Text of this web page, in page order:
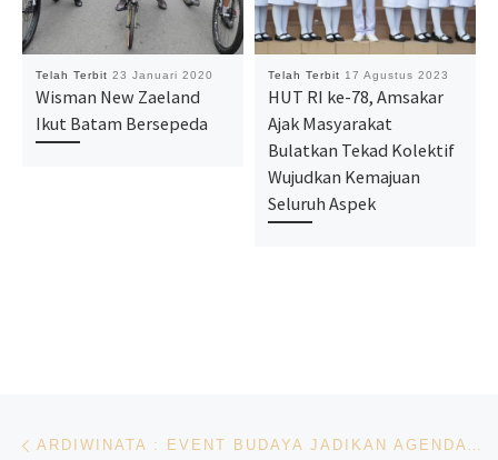
Telah Terbit 23 Januari 2020
Wisman New Zaeland
Ikut Batam Bersepeda
Telah Terbit 17 Agustus 2023
HUT RI ke-78, Amsakar
Ajak Masyarakat
Bulatkan Tekad Kolektif
Wujudkan Kemajuan
Seluruh Aspek
Navigasi pos ARDIWINATA : EVENT BUDAYA JADIKAN AGENDA TAHUNAN